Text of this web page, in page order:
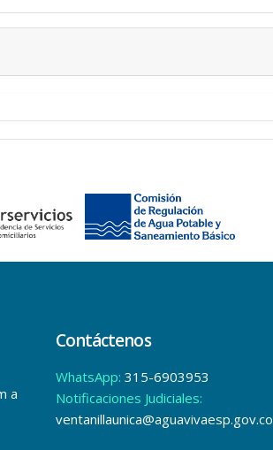
a
Contáctenos
WhatsApp: 315-6903953
Notificaciones Judiciales:
ventanillaunica@aguavivaesp.gov.co